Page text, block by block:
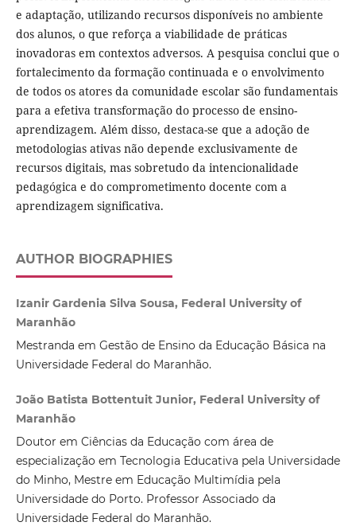
e adaptação, utilizando recursos disponíveis no ambiente
dos alunos, o que reforça a viabilidade de práticas
inovadoras em contextos adversos. A pesquisa conclui que o
fortalecimento da formação continuada e o envolvimento
de todos os atores da comunidade escolar são fundamentais
para a efetiva transformação do processo de ensino-
aprendizagem. Além disso, destaca-se que a adoção de
metodologias ativas não depende exclusivamente de
recursos digitais, mas sobretudo da intencionalidade
pedagógica e do comprometimento docente com a
aprendizagem significativa.
AUTHOR BIOGRAPHIES
Izanir Gardenia Silva Sousa, Federal University of
Maranhão
Mestranda em Gestão de Ensino da Educação Básica na
Universidade Federal do Maranhão.
João Batista Bottentuit Junior, Federal University of
Maranhão
Doutor em Ciências da Educação com área de
especialização em Tecnologia Educativa pela Universidade
do Minho, Mestre em Educação Multimídia pela
Universidade do Porto. Professor Associado da
Universidade Federal do Maranhão.